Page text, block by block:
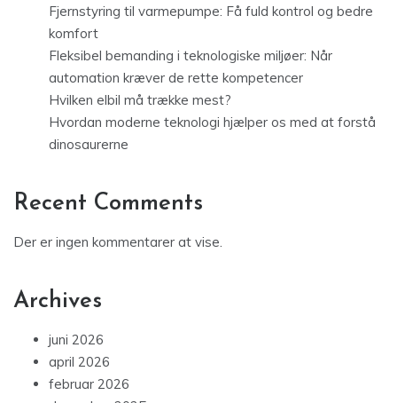
Fjernstyring til varmepumpe: Få fuld kontrol og bedre
komfort
Fleksibel bemanding i teknologiske miljøer: Når
automation kræver de rette kompetencer
Hvilken elbil må trække mest?
Hvordan moderne teknologi hjælper os med at forstå
dinosaurerne
Recent Comments
Der er ingen kommentarer at vise.
Archives
juni 2026
april 2026
februar 2026